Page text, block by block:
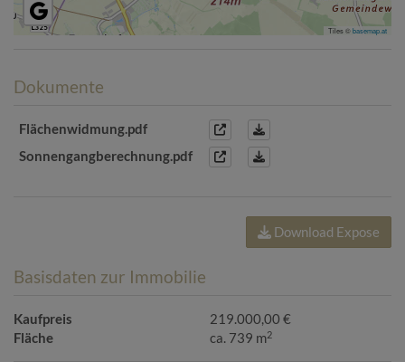
Tiles ©basemap.at
Dokumente
Flächenwidmung.pdf
Sonnengangberechnung.pdf
Download Expose
Basisdaten zur Immobilie
Kaufpreis
219.000,00 €
Fläche
ca. 739 m2